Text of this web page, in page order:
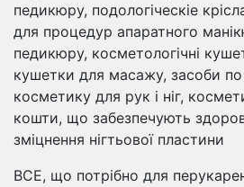
педикюру, подологіческіе
для процедур апаратного
педикюру, косметологічні
кушетки для масажу, засоби по
косметику для рук і ніг,
кошти, що забезпечують
зміцнення нігтьової пластини
ВСЕ, що потрібно для